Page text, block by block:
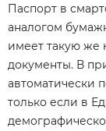
Паспорт в
аналогом
имеет такую же
документы. В
автоматически
только если в